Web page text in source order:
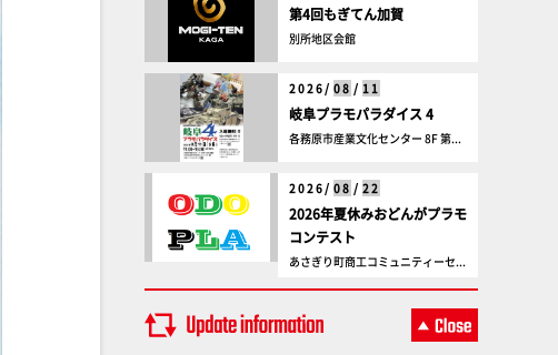
第4回もぎてん加賀
別所地区会館
2026/ 08 / 11
岐阜プラモパラダイス 4
各務原市産業文化センター 8F 第...
2026/ 08 / 22
2026年夏休みおどんがプラモ
コンテスト
あさぎり町商工コミュニティーセ...